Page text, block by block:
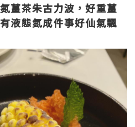
薑茶朱古力波，好重薑
液態氮成件事好仙氣飄